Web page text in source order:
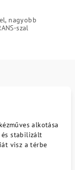
nagyobb
szal
alkotása
és stabilizált
visz a térbe